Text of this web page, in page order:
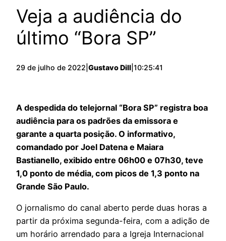
Veja a audiência do
último “Bora SP”
29 de julho de 2022 Gustavo Dill 10:25:41
A despedida do telejornal “Bora SP” registra boa
audiência para os padrões da emissora e
garante a quarta posição. O informativo,
comandado por Joel Datena e Maiara
Bastianello, exibido entre 06h00 e 07h30, teve
1,0 ponto de média, com picos de 1,3 ponto na
Grande São Paulo.
O jornalismo do canal aberto perde duas horas a
partir da próxima segunda-feira, com a adição de
um horário arrendado para a Igreja Internacional